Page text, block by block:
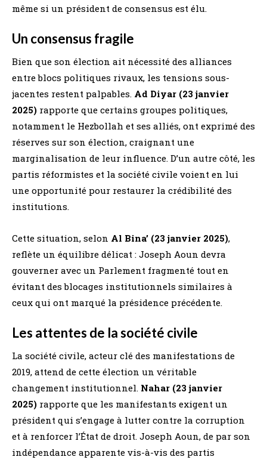
même si un président de consensus est élu.
Un consensus fragile
Bien que son élection ait nécessité des alliances
entre blocs politiques rivaux, les tensions sous-
jacentes restent palpables. Ad Diyar (23 janvier
2025) rapporte que certains groupes politiques,
notamment le Hezbollah et ses alliés, ont exprimé des
réserves sur son élection, craignant une
marginalisation de leur influence. D’un autre côté, les
partis réformistes et la société civile voient en lui
une opportunité pour restaurer la crédibilité des
institutions.
Cette situation, selon Al Bina’ (23 janvier 2025),
reflète un équilibre délicat : Joseph Aoun devra
gouverner avec un Parlement fragmenté tout en
évitant des blocages institutionnels similaires à
ceux qui ont marqué la présidence précédente.
Les attentes de la société civile
La société civile, acteur clé des manifestations de
2019, attend de cette élection un véritable
changement institutionnel. Nahar (23 janvier
2025) rapporte que les manifestants exigent un
président qui s’engage à lutter contre la corruption
et à renforcer l’État de droit. Joseph Aoun, de par son
indépendance apparente vis-à-vis des partis